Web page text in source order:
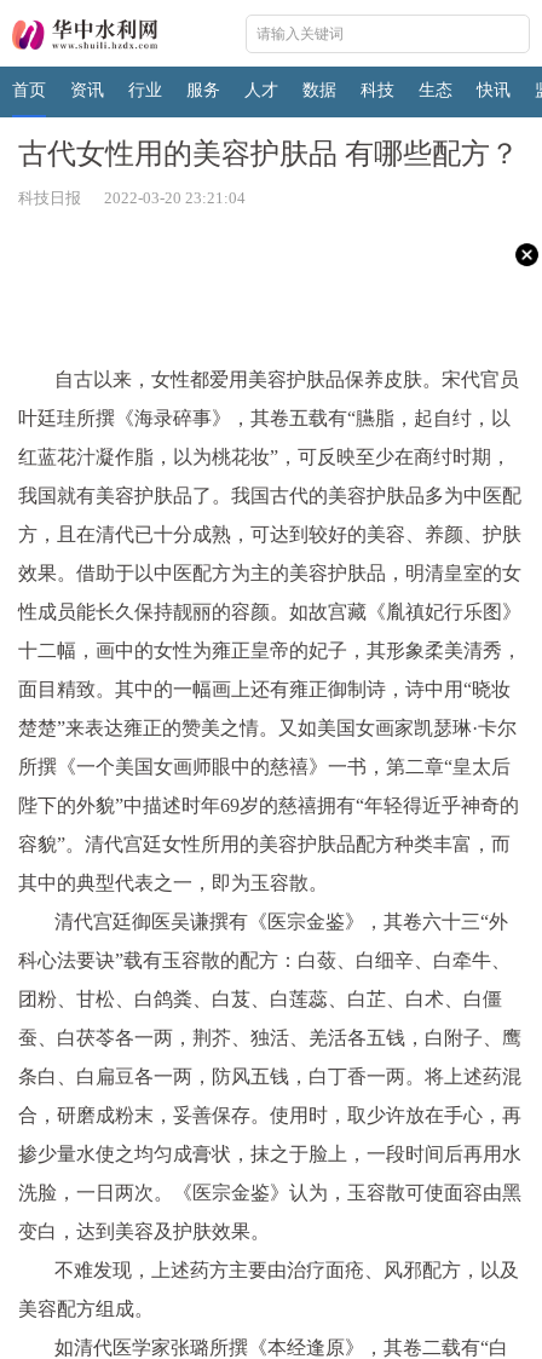
首页 资讯 行业 服务 人才 数据 科技 生态 快讯
古代女性用的美容护肤品 有哪些配方？
科技日报 2022-03-20 23:21:04
自古以来，女性都爱用美容护肤品保养皮肤。宋代官员
叶廷珪所撰《海录碎事》，其卷五载有“臙脂，起自纣，以
红蓝花汁凝作脂，以为桃花妆”，可反映至少在商纣时期，
我国就有美容护肤品了。我国古代的美容护肤品多为中医配
方，且在清代已十分成熟，可达到较好的美容、养颜、护肤
效果。借助于以中医配方为主的美容护肤品，明清皇室的女
性成员能长久保持靓丽的容颜。如故宫藏《胤禛妃行乐图》
十二幅，画中的女性为雍正皇帝的妃子，其形象柔美清秀，
面目精致。其中的一幅画上还有雍正御制诗，诗中用“晓妆
楚楚”来表达雍正的赞美之情。又如美国女画家凯瑟琳·卡尔
所撰《一个美国女画师眼中的慈禧》一书，第二章“皇太后
陛下的外貌”中描述时年69岁的慈禧拥有“年轻得近乎神奇的
容貌”。清代宫廷女性所用的美容护肤品配方种类丰富，而
其中的典型代表之一，即为玉容散。
清代宫廷御医吴谦撰有《医宗金鉴》，其卷六十三“外
科心法要诀”载有玉容散的配方：白蔹、白细辛、白牵牛、
团粉、甘松、白鸽粪、白芨、白莲蕊、白芷、白术、白僵
蚕、白茯苓各一两，荆芥、独活、羌活各五钱，白附子、鹰
条白、白扁豆各一两，防风五钱，白丁香一两。将上述药混
合，研磨成粉末，妥善保存。使用时，取少许放在手心，再
掺少量水使之均匀成膏状，抹之于脸上，一段时间后再用水
洗脸，一日两次。《医宗金鉴》认为，玉容散可使面容由黑
变白，达到美容及护肤效果。
不难发现，上述药方主要由治疗面疮、风邪配方，以及
美容配方组成。
如清代医学家张璐所撰《本经逢原》，其卷二载有“白